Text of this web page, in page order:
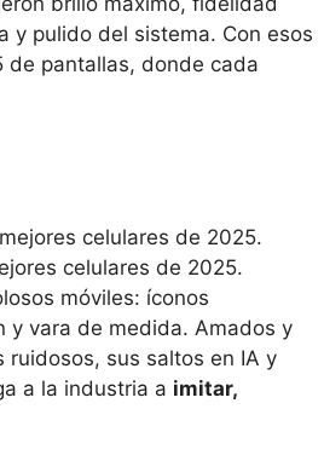
y pulido del sistema. Con esos
de pantallas, donde cada
celulares de 2025.
móviles: íconos
y vara de medida. Amados y
sus saltos en IA y
a la industria a imitar,